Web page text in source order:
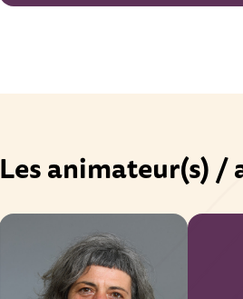
Les animateur(s) /